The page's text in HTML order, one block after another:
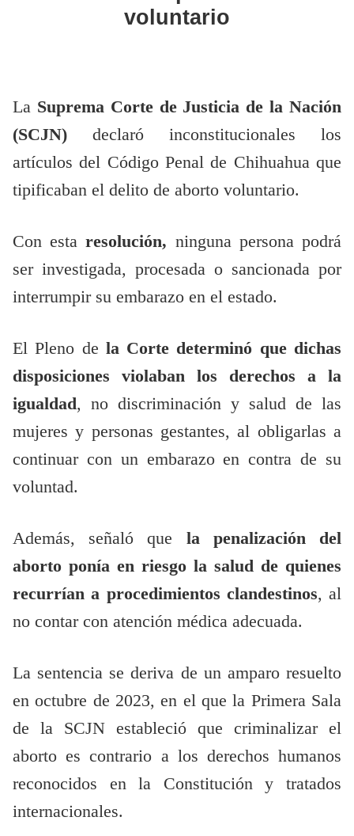
voluntario
La Suprema Corte de Justicia de la Nación
(SCJN) declaró inconstitucionales los
artículos del Código Penal de Chihuahua que
tipificaban el delito de aborto voluntario.
Con esta resolución, ninguna persona podrá
ser investigada, procesada o sancionada por
interrumpir su embarazo en el estado.
El Pleno de la Corte determinó que dichas
disposiciones violaban los derechos a la
igualdad, no discriminación y salud de las
mujeres y personas gestantes, al obligarlas a
continuar con un embarazo en contra de su
voluntad.
Además, señaló que la penalización del
aborto ponía en riesgo la salud de quienes
recurrían a procedimientos clandestinos, al
no contar con atención médica adecuada.
La sentencia se deriva de un amparo resuelto
en octubre de 2023, en el que la Primera Sala
de la SCJN estableció que criminalizar el
aborto es contrario a los derechos humanos
reconocidos en la Constitución y tratados
internacionales.